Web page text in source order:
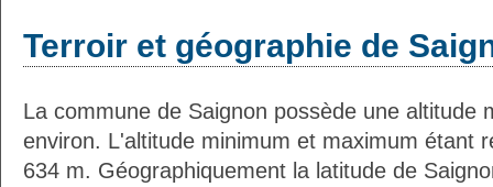
Terroir et géographie de
La commune de Saignon possède une altitude
environ. L'altitude minimum et maximum étant
634 m. Géographiquement la latitude de